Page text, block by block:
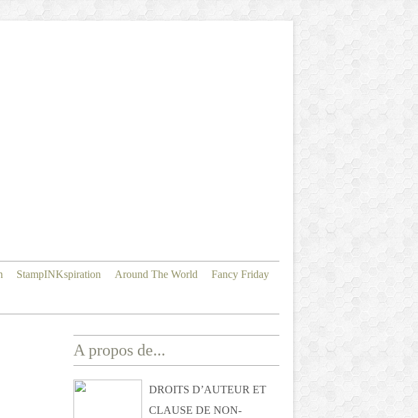
StampINKspiration Around The World Fancy Friday
A propos de...
DROITS D’AUTEUR ET
CLAUSE DE NON-